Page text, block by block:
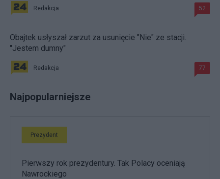
Redakcja 52
Obajtek usłyszał zarzut za usunięcie "Nie" ze stacji.
"Jestem dumny"
Redakcja 77
Najpopularniejsze
Prezydent
Pierwszy rok prezydentury. Tak Polacy oceniają
Nawrockiego